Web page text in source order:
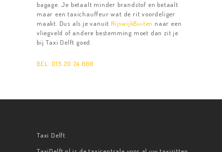
bagage. Je betaalt minder brandstof en betaalt
maar een taxichauffeur wat de rit voordeliger
maakt. Dus als je vanuitRijswijkBuiten naar een
vliegveld of andere bestemming moet dan zit je
bij Taxi Delft goed.
BEL: 015 20 24 666
Taxi Delft